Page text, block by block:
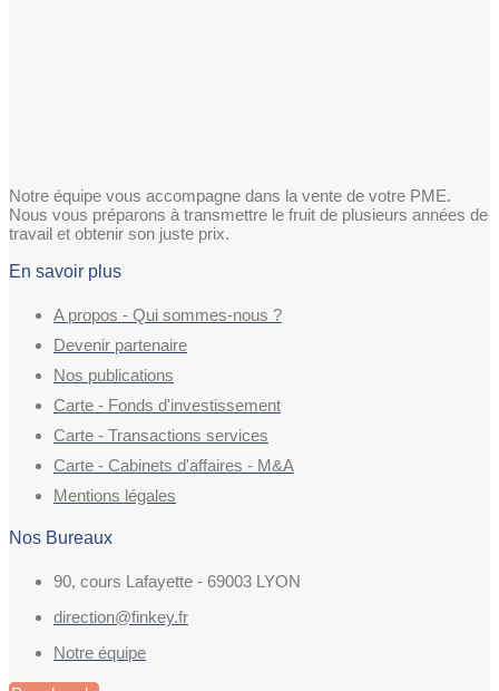
Notre équipe vous accompagne dans la vente de votre PME.
Nous vous préparons à transmettre le fruit de plusieurs années de
travail et obtenir son juste prix.
En savoir plus
A propos - Qui sommes-nous ?
Devenir partenaire
Nos publications
Carte - Fonds d'investissement
Carte - Transactions services
Carte - Cabinets d'affaires - M&A
Mentions légales
Nos Bureaux
90, cours Lafayette - 69003 LYON
direction@finkey.fr
Notre équipe